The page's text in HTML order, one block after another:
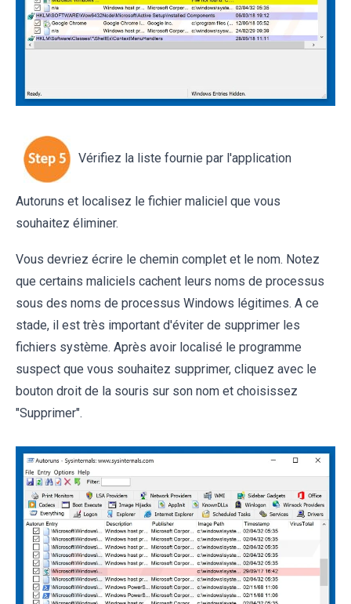
Vérifiez la liste fournie par l'application
Autoruns et localisez le fichier maliciel que vous
souhaitez éliminer.
Vous devriez écrire le chemin complet et le nom. Notez
que certains maliciels cachent leurs noms de processus
sous des noms de processus Windows légitimes. A ce
stade, il est très important d'éviter de supprimer les
fichiers système. Après avoir localisé le programme
suspect que vous souhaitez supprimer, cliquez avec le
bouton droit de la souris sur son nom et choisissez
"Supprimer".